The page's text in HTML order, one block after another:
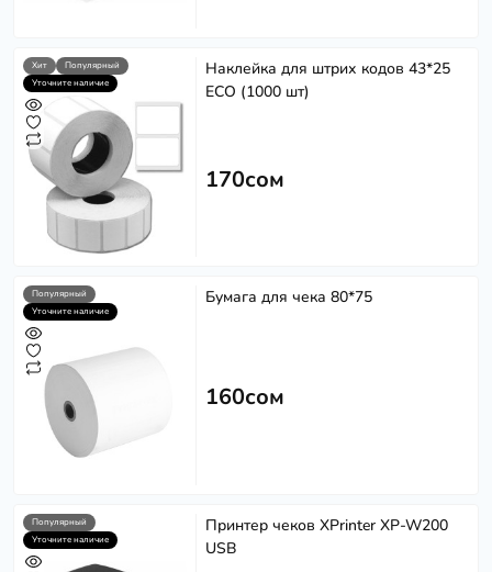
Хит
Популярный
Уточните наличие
Наклейка для штрих кодов 43*25
ECO (1000 шт)
170сом
Популярный
Уточните наличие
Бумага для чека 80*75
160сом
Популярный
Уточните наличие
Принтер чеков XPrinter XP-W200
USB